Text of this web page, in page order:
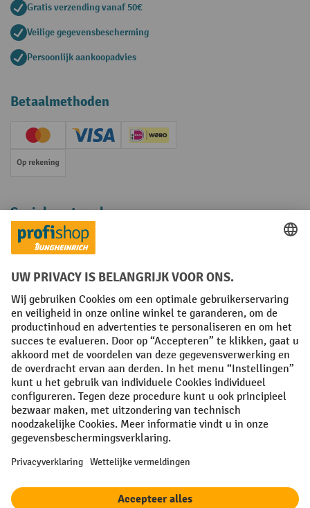
Gratis verzending vanaf 50€
Veilige gegevensbescherming
Persoonlijk aankoopadvies
Betaalmethoden
Creditcard (Master)Creditcard (Visa)iDEAL | Wero
Op rekening
Sociale netwerken
Facebook
YouTube
LinkedInInstagram
Algemene leveringsvoorwaarden Copyright
Privacyverklaring Privacy Instellingen
All prices excl. VAT plusshipping costs and possible delivery charges,
if not stated otherwise.
¹ De korting is geldig zolang de voorraad strekt. De korting is niet van
toepassing op speciale prijzen. Een combinatie met andere
procentuele kortingen of vouchers is niet mogelijk. | ² De korting
nieuwsbrief. De voucher is 10 dagen geldig en kan online worden
korting varieert per productcategorie en is maximaal 10%. Elektrische
pallettrucks, elektrische stapelaars, elektrische heftrucks en